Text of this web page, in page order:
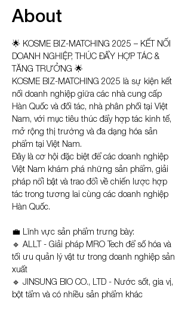
About
🌟 KOSME BIZ-MATCHING 2025 – KẾT NỐI
DOANH NGHIỆP, THÚC ĐẨY HỢP TÁC &
TĂNG TRƯỞNG 🌟
KOSME BIZ-MATCHING 2025 là sự kiện kết
nối doanh nghiệp giữa các nhà cung cấp
Hàn Quốc và đối tác, nhà phân phối tại Việt
Nam, với mục tiêu thúc đẩy hợp tác kinh tế,
mở rộng thị trường và đa dạng hóa sản
phẩm tại Việt Nam.
Đây là cơ hội đặc biệt để các doanh nghiệp
Việt Nam khám phá những sản phẩm, giải
pháp nổi bật và trao đổi về chiến lược hợp
tác trong tương lai cùng các doanh nghiệp
Hàn Quốc.
💼 Lĩnh vực sản phẩm trưng bày:
🔹 ALLT - Giải pháp MRO Tech để số hóa và
tối ưu quản lý vật tư trong doanh nghiệp sản
xuất
🔹 JINSUNG BIO CO., LTD - Nước sốt, gia vị,
bột tẩm và có nhiều sản phẩm khác